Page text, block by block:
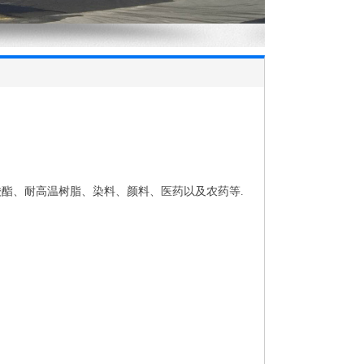
、耐高温树脂、染料、颜料、医药以及农药等.